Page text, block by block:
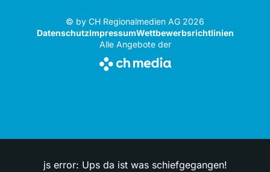
© by CH Regionalmedien AG 2026
DatenschutzImpressumWettbewerbsrichtlinien
Alle Angebote der
js error: Ups da ist was schiefgegangen!